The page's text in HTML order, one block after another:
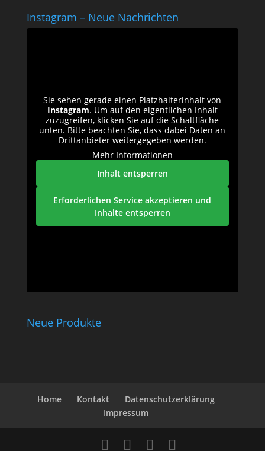
Instagram – Neue Nachrichten
Sie sehen gerade einen Platzhalterinhalt von
Instagram. Um auf den eigentlichen Inhalt
zuzugreifen, klicken Sie auf die Schaltfläche
unten. Bitte beachten Sie, dass dabei Daten an
Drittanbieter weitergegeben werden.
Mehr Informationen
Inhalt entsperren
Erforderlichen Service akzeptieren und
Inhalte entsperren
Neue Produkte
Home Kontakt
Datenschutzerklärung
Impressum